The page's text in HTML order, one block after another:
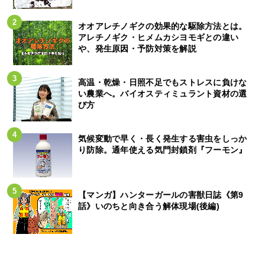
オオアレチノギクの効果的な駆除方法とは。
アレチノギク・ヒメムカシヨモギとの違い
や、発生原因・予防対策を解説
高温・乾燥・日照不足でもストレスに負けな
い農業へ。バイオスティミュラント資材の選
び方
気候変動で早く・長く発生する害虫をしっか
り防除。通年使える気門封鎖剤『フーモン』
【マンガ】ハンターガールの害獣日誌《第9
話》いのちと向き合う解体現場(後編)